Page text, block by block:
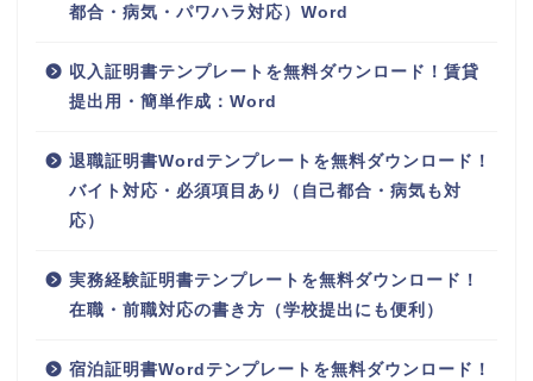
都合・病気・パワハラ対応）Word
収入証明書テンプレートを無料ダウンロード！賃貸
提出用・簡単作成：Word
退職証明書Wordテンプレートを無料ダウンロード！
バイト対応・必須項目あり（自己都合・病気も対
応）
実務経験証明書テンプレートを無料ダウンロード！
在職・前職対応の書き方（学校提出にも便利）
宿泊証明書Wordテンプレートを無料ダウンロード！